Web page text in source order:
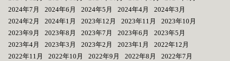
2024年7月
2024年6月 2024年5月 2024年4月
2024年3月
2024年2月
2024年1月 2023年12月 2023年11月
2023年10月
2023年9月
2023年8月 2023年7月 2023年6月
2023年5月
2023年4月
2023年3月 2023年2月 2023年1月
2022年12月
2022年11月
2022年10月 2022年9月 2022年8月
2022年7月